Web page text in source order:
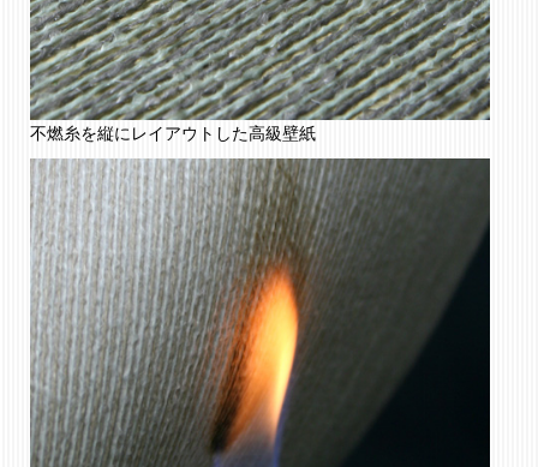
不燃糸を縦にレイアウトした高級壁紙